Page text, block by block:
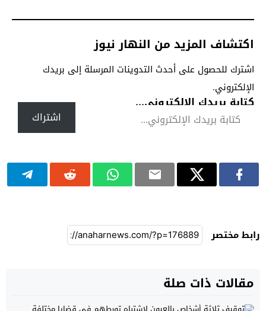
اكتشاف المزيد من النهار نيوز
اشترك للحصول على أحدث التدوينات المرسلة إلى بريدك
الإلكتروني.
كتابة بريدك الإلكتروني...
اشتراك
رابط مختصر
مقالات ذات صلة